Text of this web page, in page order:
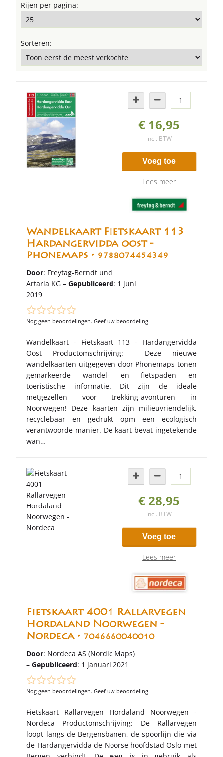
Rijen per pagina:
Sorteren:
€ 16,95
incl. BTW
Voeg toe
Lees meer
Wandelkaart Fietskaart 113
Hardangervidda oost -
Phonemaps • 9788074454349
Door: Freytag-Berndt und
Artaria KG –Gepubliceerd: 1 juni
2019
Nog geen beoordelingen. Geef uw beoordeling.
Wandelkaart - Fietskaart 113 - Hardangervidda
Oost Productomschrijving: Deze nieuwe
wandelkaarten uitgegeven door Phonemaps tonen
gemarkeerde wandel- en fietspaden en
toeristische informatie. Dit zijn de ideale
metgezellen voor trekking-avonturen in
Noorwegen! Deze kaarten zijn milieuvriendelijk,
recyclebaar en gedrukt opm een ecologisch
verantwoorde manier. De kaart bevat ingetekende
wan…
€ 28,95
incl. BTW
Voeg toe
Lees meer
Fietskaart 4001 Rallarvegen
Hordaland Noorwegen -
Nordeca • 7046660040010
Door: Nordeca AS (Nordic Maps)
–Gepubliceerd: 1 januari 2021
Nog geen beoordelingen. Geef uw beoordeling.
Fietskaart Rallarvegen Hordaland Noorwegen -
Nordeca Productomschrijving: De Rallarvegen
loopt langs de Bergensbanen, de spoorlijn die via
de Hardangervidda de Noorse hoofdstad Oslo met